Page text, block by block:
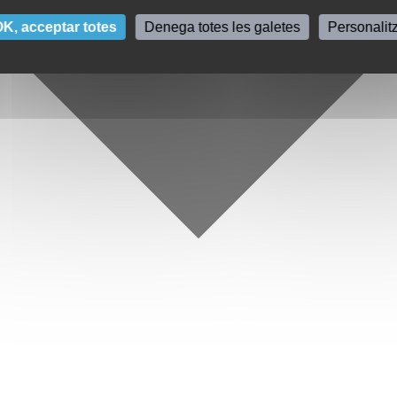
acceptar totes Denega totes les galetes